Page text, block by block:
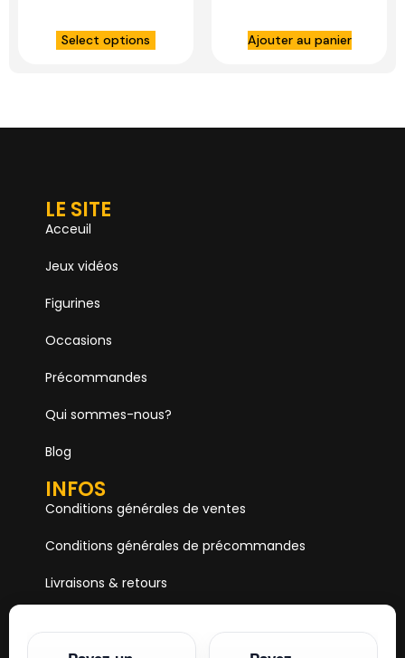
TOYS
Select options
PRIME 1 STUDIO
Ajouter au panier
LE SITE
Acceuil
Jeux vidéos
Figurines
Occasions
Précommandes
Qui sommes-nous?
Blog
INFOS
Conditions générales de ventes
Conditions générales de précommandes
Livraisons & retours